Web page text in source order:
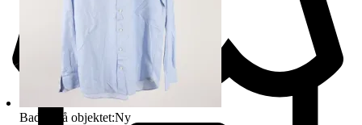
Badge på objektet:Ny